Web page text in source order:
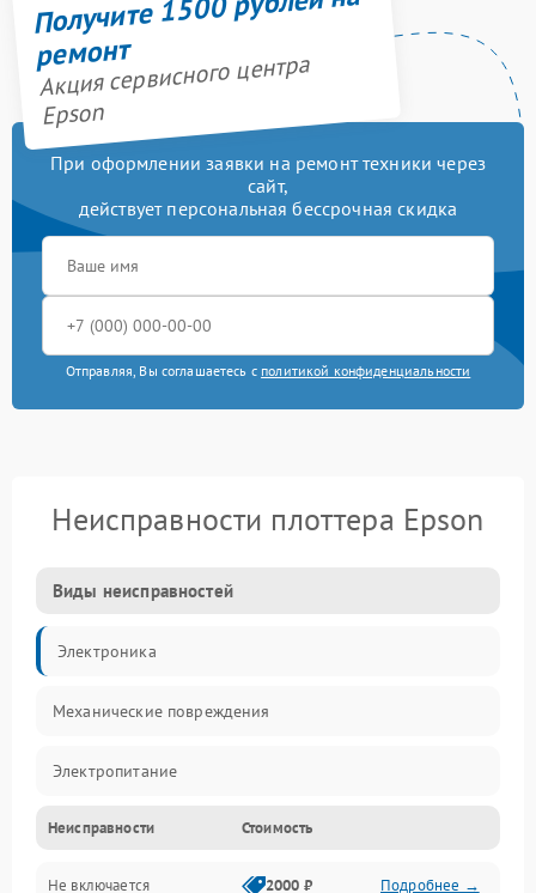
ремонт
Акция сервисного центра
Epson
При оформлении заявки на ремонт техники через
сайт,
действует персональная бессрочная скидка
Отправляя, Вы соглашаетесь с политикой конфиденциальности
Неисправности плоттера Epson
Виды неисправностей
Электроника
Механические повреждения
Электропитание
Работа системы
Неисправности Стоимость
Не включается 2000 ₽ Подробнее →